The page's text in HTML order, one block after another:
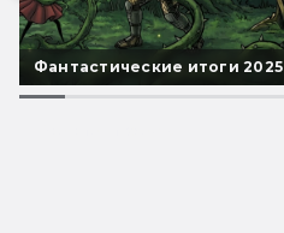
Фантастические итоги 2025